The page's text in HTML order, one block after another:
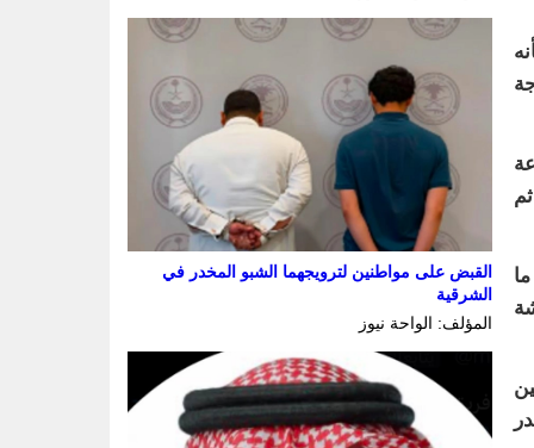
القبض على مواطنين لترويجهما الشبو المخدر في
الشرقية
المؤلف: الواحة نيوز